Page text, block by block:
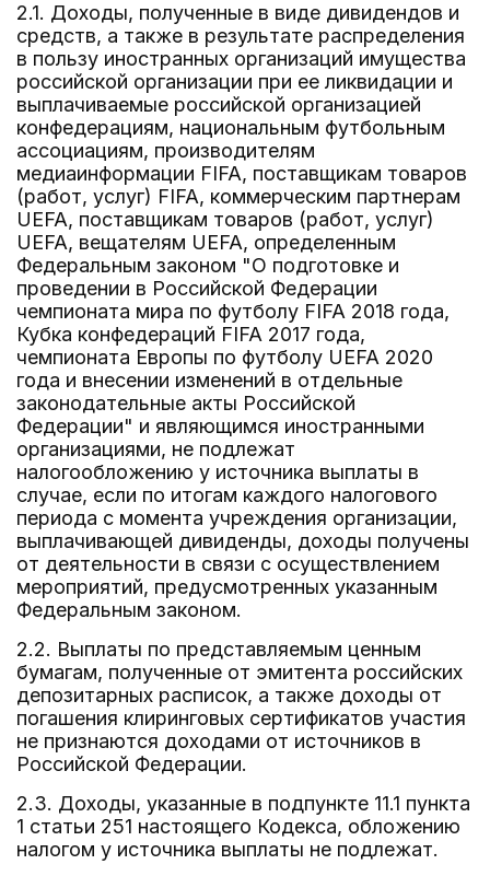
2.1. Доходы, полученные в виде дивидендов и
средств, а также в результате распределения
в пользу иностранных организаций имущества
российской организации при ее ликвидации и
выплачиваемые российской организацией
конфедерациям, национальным футбольным
ассоциациям, производителям
медиаинформации FIFA, поставщикам товаров
(работ, услуг) FIFA, коммерческим партнерам
UEFA, поставщикам товаров (работ, услуг)
UEFA, вещателям UEFA, определенным
Федеральным законом "О подготовке и
проведении в Российской Федерации
чемпионата мира по футболу FIFA 2018 года,
Кубка конфедераций FIFA 2017 года,
чемпионата Европы по футболу UEFA 2020
года и внесении изменений в отдельные
законодательные акты Российской
Федерации" и являющимся иностранными
организациями, не подлежат
налогообложению у источника выплаты в
случае, если по итогам каждого налогового
периода с момента учреждения организации,
выплачивающей дивиденды, доходы получены
от деятельности в связи с осуществлением
мероприятий, предусмотренных указанным
Федеральным законом.
2.2. Выплаты по представляемым ценным
бумагам, полученные от эмитента российских
депозитарных расписок, а также доходы от
погашения клиринговых сертификатов участия
не признаются доходами от источников в
Российской Федерации.
2.3. Доходы, указанные в подпункте 11.1 пункта
1 статьи 251 настоящего Кодекса, обложению
налогом у источника выплаты не подлежат.